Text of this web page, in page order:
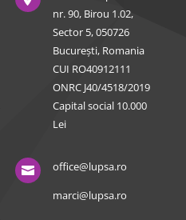
nr. 90, Birou 1.02,
Sector 5, 050726
București, Romania
CUI RO40912111
ONRC J40/4518/2019
Capital social 10.000
Lei

office@lupsa.ro
marci@lupsa.ro